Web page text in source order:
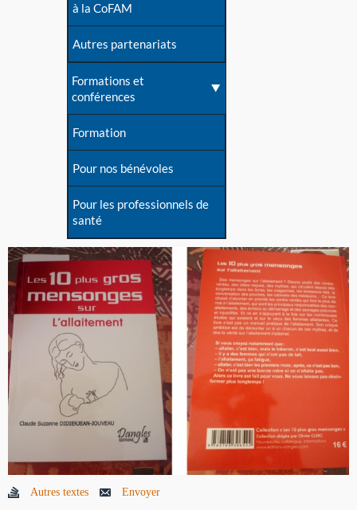
à la CoFAM
Autres partenariats
Formations et
conférences
Formation
Pour nos bénévoles
Pour les professionnels de
santé
Autres textes Envoyer